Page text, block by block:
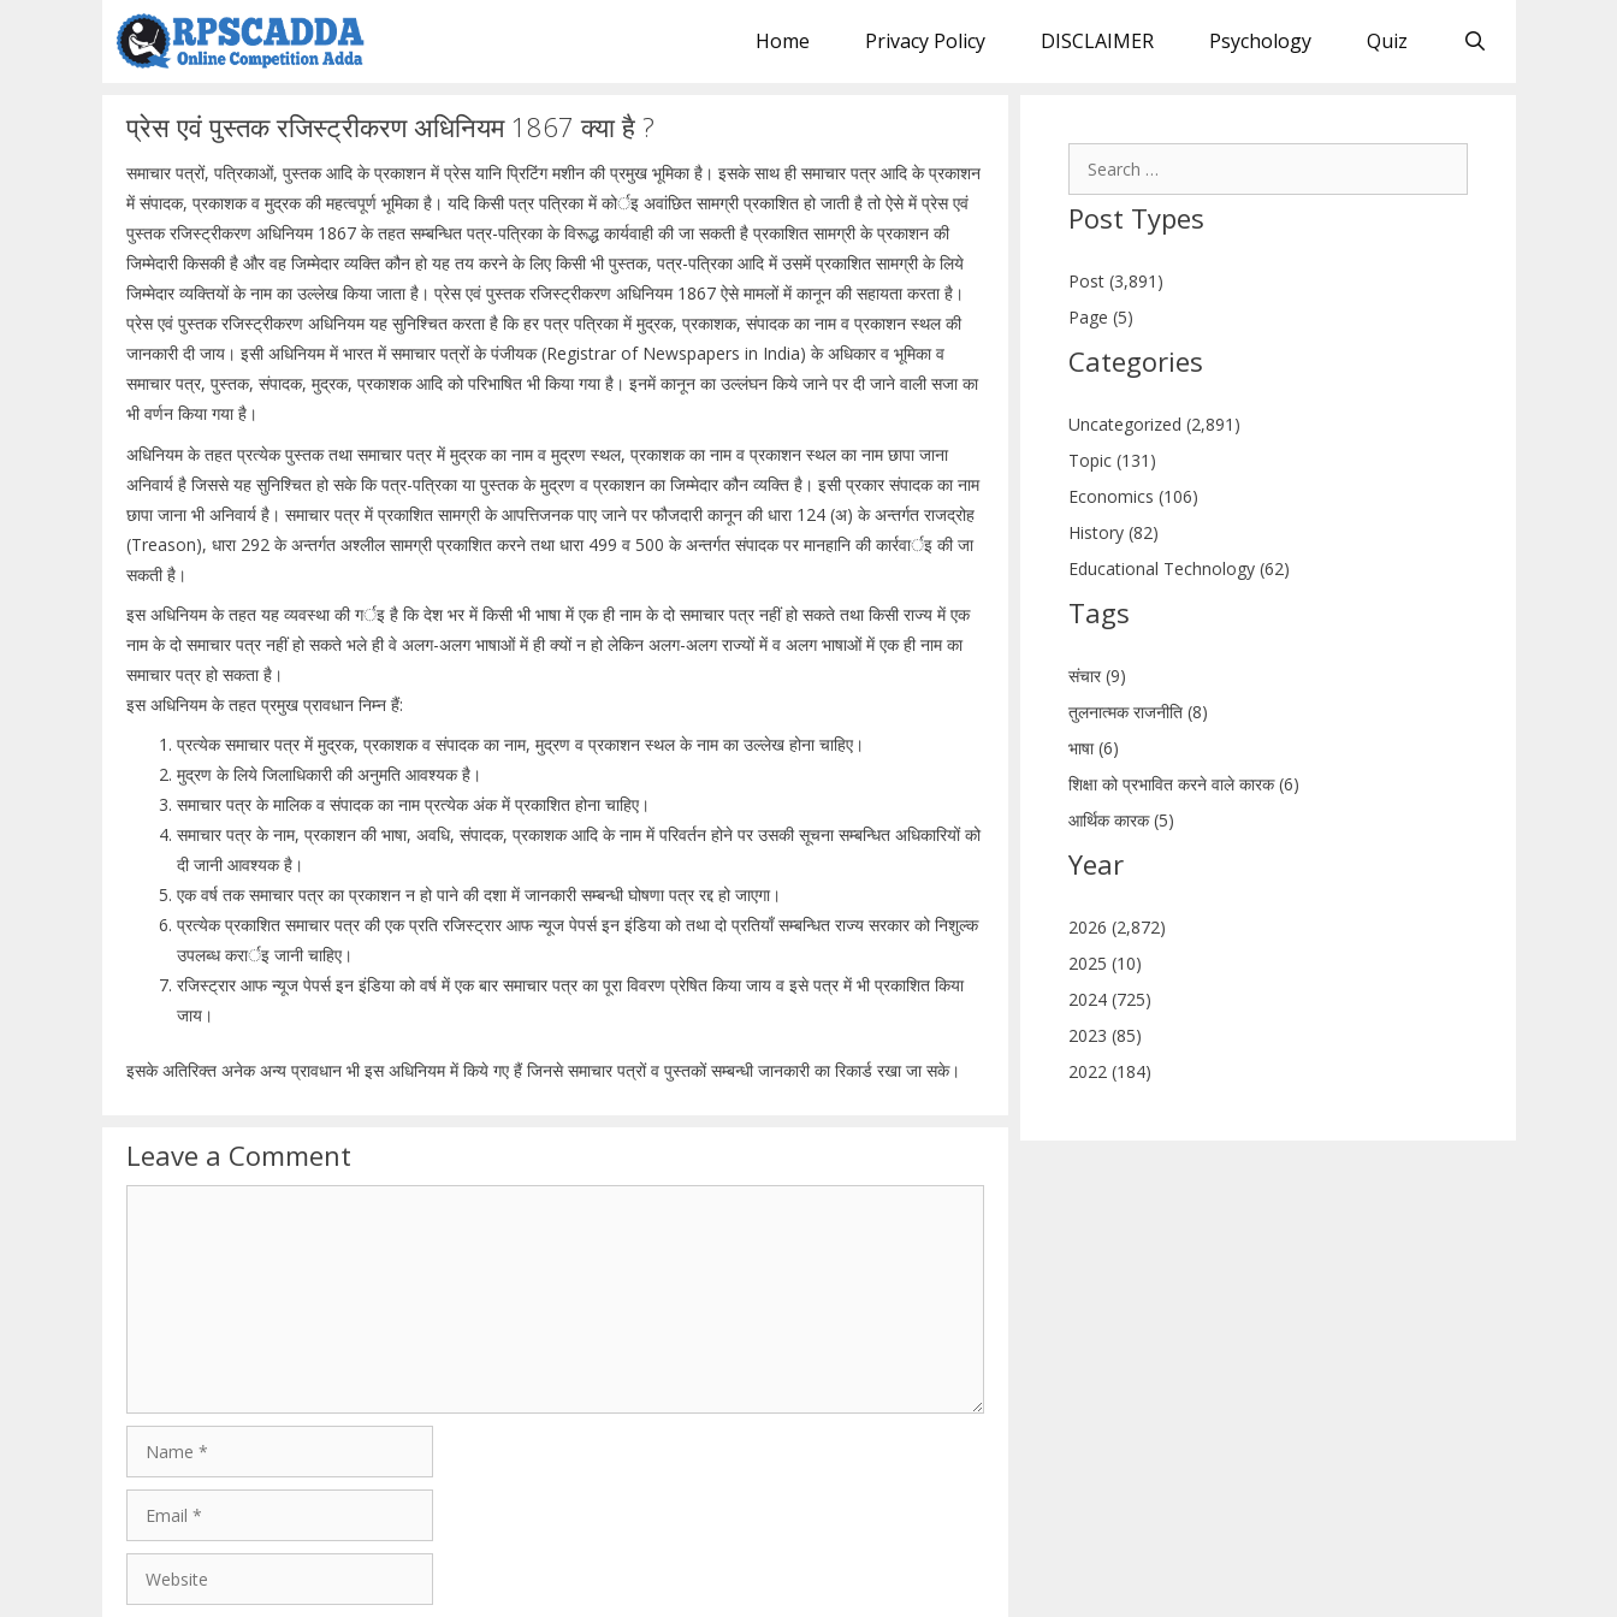
Home Privacy Policy DISCLAIMER Psychology Quiz
प्रेस एवं पुस्तक रजिस्ट्रीकरण अधिनियम 1867 क्या है ?
समाचार पत्रों, पत्रिकाओं, पुस्तक आदि के प्रकाशन में प्रेस यानि प्रिटिंग मशीन की प्रमुख भूमिका है। इसके साथ ही समाचार पत्र आदि के प्रकाशन
में संपादक, प्रकाशक व मुद्रक की महत्वपूर्ण भूमिका है। यदि किसी पत्र पत्रिका में कोर्इ अवांछित सामग्री प्रकाशित हो जाती है तो ऐसे में प्रेस एवं
पुस्तक रजिस्ट्रीकरण अधिनियम 1867 के तहत सम्बन्धित पत्र-पत्रिका के विरूद्ध कार्यवाही की जा सकती है प्रकाशित सामग्री के प्रकाशन की
जिम्मेदारी किसकी है और वह जिम्मेदार व्यक्ति कौन हो यह तय करने के लिए किसी भी पुस्तक, पत्र-पत्रिका आदि में उसमें प्रकाशित सामग्री के लिये
जिम्मेदार व्यक्तियों के नाम का उल्लेख किया जाता है। प्रेस एवं पुस्तक रजिस्ट्रीकरण अधिनियम 1867 ऐसे मामलों में कानून की सहायता करता है।
प्रेस एवं पुस्तक रजिस्ट्रीकरण अधिनियम यह सुनिश्चित करता है कि हर पत्र पत्रिका में मुद्रक, प्रकाशक, संपादक का नाम व प्रकाशन स्थल की
जानकारी दी जाय। इसी अधिनियम में भारत में समाचार पत्रों के पंजीयक (Registrar of Newspapers in India) के अधिकार व भूमिका व
समाचार पत्र, पुस्तक, संपादक, मुद्रक, प्रकाशक आदि को परिभाषित भी किया गया है। इनमें कानून का उल्लंघन किये जाने पर दी जाने वाली सजा का
भी वर्णन किया गया है।
अधिनियम के तहत प्रत्येक पुस्तक तथा समाचार पत्र में मुद्रक का नाम व मुद्रण स्थल, प्रकाशक का नाम व प्रकाशन स्थल का नाम छापा जाना
अनिवार्य है जिससे यह सुनिश्चित हो सके कि पत्र-पत्रिका या पुस्तक के मुद्रण व प्रकाशन का जिम्मेदार कौन व्यक्ति है। इसी प्रकार संपादक का नाम
छापा जाना भी अनिवार्य है। समाचार पत्र में प्रकाशित सामग्री के आपत्तिजनक पाए जाने पर फौजदारी कानून की धारा 124 (अ) के अन्तर्गत राजद्रोह
(Treason), धारा 292 के अन्तर्गत अश्लील सामग्री प्रकाशित करने तथा धारा 499 व 500 के अन्तर्गत संपादक पर मानहानि की कार्रवार्इ की जा
सकती है।
इस अधिनियम के तहत यह व्यवस्था की गर्इ है कि देश भर में किसी भी भाषा में एक ही नाम के दो समाचार पत्र नहीं हो सकते तथा किसी राज्य में एक
नाम के दो समाचार पत्र नहीं हो सकते भले ही वे अलग-अलग भाषाओं में ही क्यों न हो लेकिन अलग-अलग राज्यों में व अलग भाषाओं में एक ही नाम का
समाचार पत्र हो सकता है।
इस अधिनियम के तहत प्रमुख प्रावधान निम्न हैं:
प्रत्येक समाचार पत्र में मुद्रक, प्रकाशक व संपादक का नाम, मुद्रण व प्रकाशन स्थल के नाम का उल्लेख होना चाहिए।
मुद्रण के लिये जिलाधिकारी की अनुमति आवश्यक है।
समाचार पत्र के मालिक व संपादक का नाम प्रत्येक अंक में प्रकाशित होना चाहिए।
समाचार पत्र के नाम, प्रकाशन की भाषा, अवधि, संपादक, प्रकाशक आदि के नाम में परिवर्तन होने पर उसकी सूचना सम्बन्धित अधिकारियों को
दी जानी आवश्यक है।
एक वर्ष तक समाचार पत्र का प्रकाशन न हो पाने की दशा में जानकारी सम्बन्धी घोषणा पत्र रद्द हो जाएगा।
प्रत्येक प्रकाशित समाचार पत्र की एक प्रति रजिस्ट्रार आफ न्यूज पेपर्स इन इंडिया को तथा दो प्रतियाँ सम्बन्धित राज्य सरकार को निशुल्क
उपलब्ध करार्इ जानी चाहिए।
रजिस्ट्रार आफ न्यूज पेपर्स इन इंडिया को वर्ष में एक बार समाचार पत्र का पूरा विवरण प्रेषित किया जाय व इसे पत्र में भी प्रकाशित किया
जाय।
इसके अतिरिक्त अनेक अन्य प्रावधान भी इस अधिनियम में किये गए हैं जिनसे समाचार पत्रों व पुस्तकों सम्बन्धी जानकारी का रिकार्ड रखा जा सके।
Leave a Comment
Post Types
Post (3,891)
Page (5)
Categories
Uncategorized (2,891)
Topic (131)
Economics (106)
History (82)
Educational Technology (62)
Tags
संचार (9)
तुलनात्मक राजनीति (8)
भाषा (6)
शिक्षा को प्रभावित करने वाले कारक (6)
आर्थिक कारक (5)
Year
2026 (2,872)
2025 (10)
2024 (725)
2023 (85)
2022 (184)